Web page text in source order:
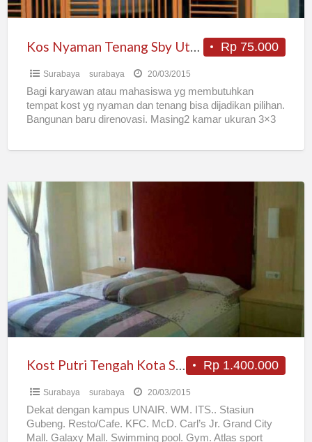
Rp 75.000
Surabaya surabaya 20/03/2015
Bagi karyawan atau mahasiswa yg membutuhkan
tempat kost yg nyaman dan tenang bisa dijadikan pilihan.
Bangunan baru direnovasi. Masing2 kamar ukuran 3×3
Kost
Putri
Tengah
Kota
Surabaya
Rp 1.400.000
Kost Putri Tengah Kota Surabaya
Surabaya surabaya 20/03/2015
Dekat dengan kampus UNAIR. WM. ITS.. Stasiun
Gubeng. Resto/Cafe. KFC. McD. Carl’s Jr. Grand City
Mall. Galaxy Mall. Swimming pool. Gym. Atlas sport